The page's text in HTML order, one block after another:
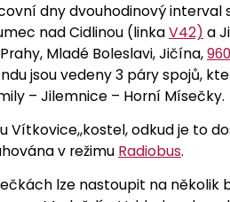
dny dvouhodinový
nad Cidlinou (linkaV42) a
Mladé Boleslavi, Jičína,960
jsou vedeny 3 páry spojů,
– Jilemnice – Horní Mísečky.
Vítkovice,,kostel, odkud je to
v režimu Radiobus.
lze nastoupit na několik